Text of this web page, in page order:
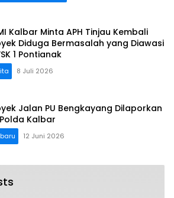
Kalbar Minta APH Tinjau Kembali
Diduga Bermasalah yang Diawasi
1 Pontianak
8 Juli 2026
Jalan PU Bengkayang Dilaporkan
Kalbar
12 Juni 2026